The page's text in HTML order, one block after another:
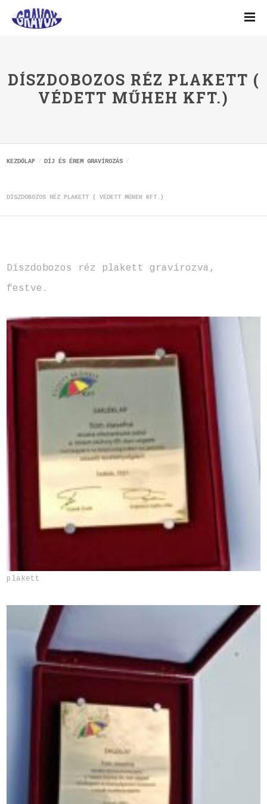
DÍSZDOBOZOS RÉZ PLAKETT (
VÉDETT MŰHEH KFT.)
KEZDŐLAP DÍJ ÉS ÉREM GRAVÍROZÁS
DÍSZDOBOZOS RÉZ PLAKETT ( VÉDETT MŰHEH KFT.)
Díszdobozos réz plakett gravírozva,
festve.
plakett